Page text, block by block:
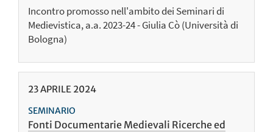
Incontro promosso nell'ambito dei Seminari di
Medievistica, a.a. 2023-24 - Giulia Cò (Università di
Bologna)
23APRILE 2024
SEMINARIO
Fonti Documentarie Medievali Ricerche ed